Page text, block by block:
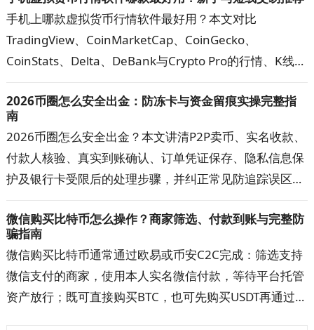
手机上哪款虚拟货币行情软件最好用？本文对比
TradingView、CoinMarketCap、CoinGecko、
CoinStats、Delta、DeBank与Crypto Pro的行情、K线、
钱包用户选出主看盘App，并建立更可靠的数据核对方
案。
2026币圈怎么安全出金：防冻卡与资金留痕实操完整指
南
2026币圈怎么安全出金？本文讲清P2P卖币、实名收款、
付款人核验、真实到账确认、订单凭证保存、隐私信息保
护及银行卡受限后的处理步骤，并纠正常见防追踪误区。
误收涉诈款和账户异常的概率，出现问题时也更容易提交
完整材料。
微信购买比特币怎么操作？商家筛选、付款到账与完整防
骗指南
微信购买比特币通常通过欧易或币安C2C完成：筛选支持
微信支付的商家，使用本人实名微信付款，等待平台托管
资产放行；既可直接购买BTC，也可先购买USDT再通过